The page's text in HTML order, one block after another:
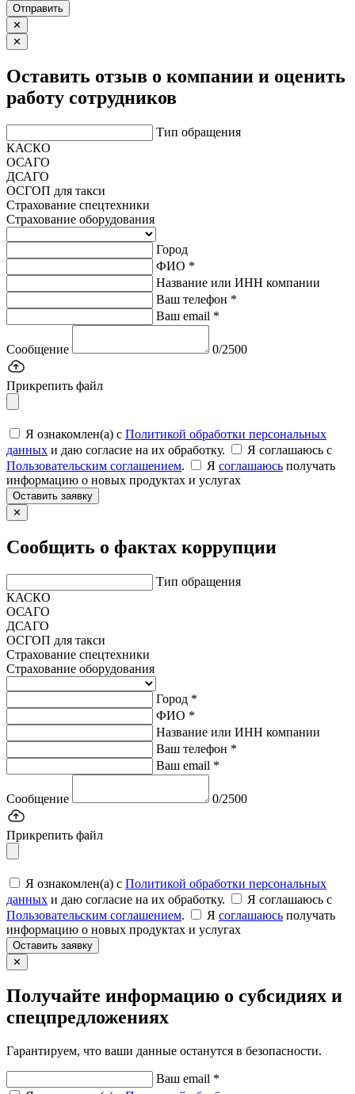
Отправить
✕
✕
Оставить отзыв о компании и оценить
работу сотрудников
Тип обращения
КАСКО
ОСАГО
ДСАГО
ОСГОП для такси
Страхование спецтехники
Страхование оборудования
Город
ФИО *
Название или ИНН компании
Ваш телефон *
Ваш email *
Сообщение 0/2500
Прикрепить файл
Я ознакомлен(а) с Политикой обработки персональных
данных и даю согласие на их обработку.
Я соглашаюсь c
Пользовательским соглашением. Я соглашаюсь получать
информацию о новых продуктах и услугах
Оставить заявку
✕
Сообщить о фактах коррупции
Тип обращения
КАСКО
ОСАГО
ДСАГО
ОСГОП для такси
Страхование спецтехники
Страхование оборудования
Город *
ФИО *
Название или ИНН компании
Ваш телефон *
Ваш email *
Сообщение 0/2500
Прикрепить файл
Я ознакомлен(а) с Политикой обработки персональных
данных и даю согласие на их обработку.
Я соглашаюсь c
Пользовательским соглашением. Я соглашаюсь получать
информацию о новых продуктах и услугах
Оставить заявку
✕
Получайте информацию о субсидиях и
спецпредложениях
Гарантируем, что ваши данные останутся в безопасности.
Ваш email *